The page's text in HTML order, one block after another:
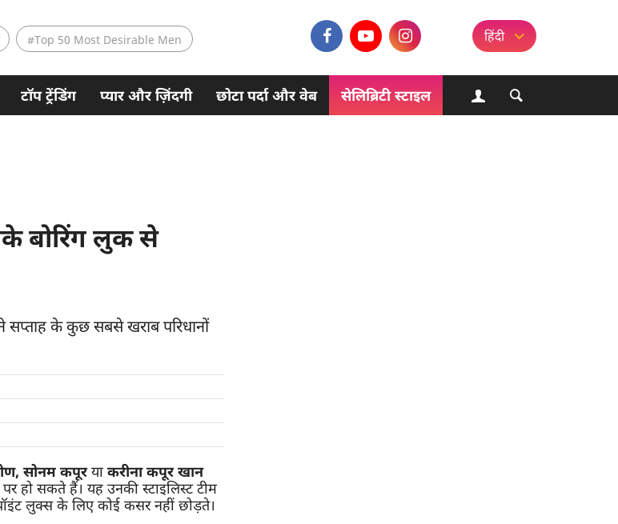
#Top 50 Most Desirable Men हिंदी
टॉप ट्रेंडिंग प्यार और ज़िंदगी छोटा पर्दा और वेब सेलिब्रिटी स्टाइल
बोरिंग लुक से
के कुछ सबसे खराब परिधानों
सोनम कपूरया करीना कपूर खान
हो सकते हैं। यह उनकी स्टाइलिस्ट टीम
लुक्स के लिए कोई कसर नहीं छोड़ते।